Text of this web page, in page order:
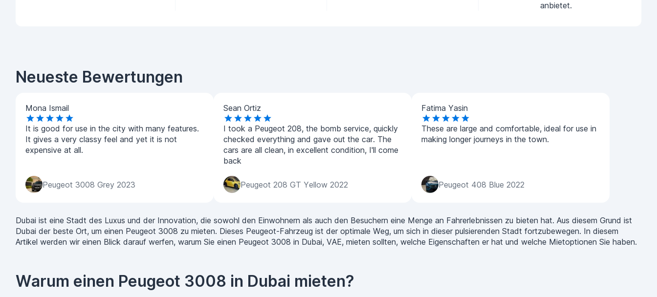
anbietet.
Neueste Bewertungen
Mona Ismail
It is good for use in the city with many features.
It gives a very classy feel and yet it is not
expensive at all.
Peugeot 3008 Grey 2023
Sean Ortiz
I took a Peugeot 208, the bomb service, quickly
checked everything and gave out the car. The
cars are all clean, in excellent condition, I'll come
back
Peugeot 208 GT Yellow 2022
Fatima Yasin
These are large and comfortable, ideal for use in
making longer journeys in the town.
Peugeot 408 Blue 2022
Dubai ist eine Stadt des Luxus und der Innovation, die sowohl den Einwohnern als auch den Besuchern eine Menge an Fahrerlebnissen zu bieten hat. Aus diesem Grund ist
Dubai der beste Ort, um einen Peugeot 3008 zu mieten. Dieses Peugeot-Fahrzeug ist der optimale Weg, um sich in dieser pulsierenden Stadt fortzubewegen. In diesem
Artikel werden wir einen Blick darauf werfen, warum Sie einen Peugeot 3008 in Dubai, VAE, mieten sollten, welche Eigenschaften er hat und welche Mietoptionen Sie haben.
Warum einen Peugeot 3008 in Dubai mieten?